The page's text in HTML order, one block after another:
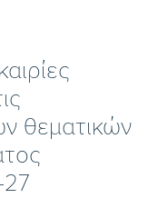
θεματικών